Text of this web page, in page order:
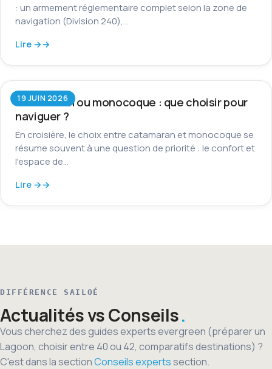
: un armement réglementaire complet selon la zone de
navigation (Division 240),…
Lire →
19 JUIN 2026
Catamaran ou monocoque : que choisir pour
naviguer ?
En croisière, le choix entre catamaran et monocoque se
résume souvent à une question de priorité : le confort et
l'espace de…
Lire →
DIFFÉRENCE SAILOÉ
Actualités vs Conseils
Vous cherchez des guides experts evergreen (préparer un
Lagoon, choisir entre 40 ou 42, comparatifs destinations) ?
C'est dans la sectionConseils expertssection.